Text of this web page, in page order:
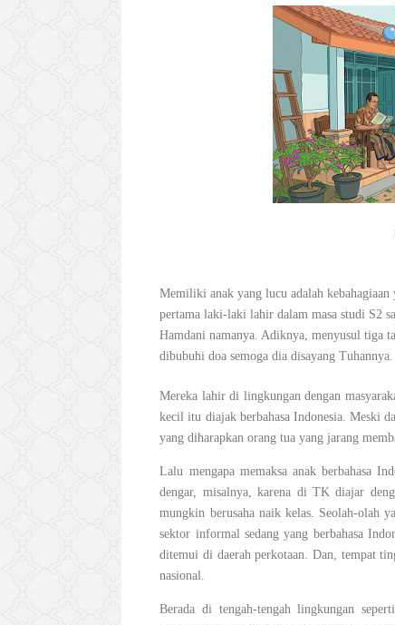
Memiliki anak yang lucu adalah
pertama laki-laki lahir dalam masa studi S2
Hamdani namanya. Adiknya, menyusul tiga
dibubuhi doa semoga dia disayang Tuhannya.
Mereka lahir di lingkungan dengan
kecil itu diajak berbahasa Indonesia. Meski
yang diharapkan orang tua yang jarang
Lalu mengapa memaksa anak berbahasa
dengar, misalnya, karena di TK diajar
mungkin berusaha naik kelas. Seolah-olah
sektor informal sedang yang berbahasa
ditemui di daerah perkotaan. Dan, tempat
nasional.
Berada di tengah-tengah lingkungan